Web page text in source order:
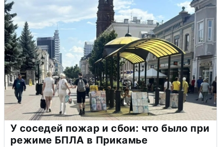
У соседей пожар и сбои: что было при
режиме БПЛА в Прикамье